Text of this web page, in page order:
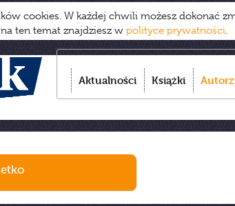
cookies. W każdej chwili możesz dokonać
ten temat znajdziesz w polityce prywatności.
Aktualności Książki